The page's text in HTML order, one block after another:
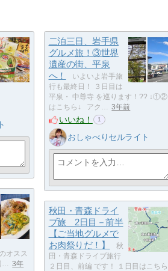
二泊三日、岩手県
グルメ旅！③世界
遺産の街、平泉
へ！
いよいよ岩手旅
行も最終日！ ３日目は
平泉・ 中尊寺 を巡ります！?? ↓①②
はこちら↓ アク… 3年前
いいね！ 1
おしゃべりセルライト
オスス
… 3年
秋田・青森ドライ
ブ旅 2日目－前半
【ご当地グルメで
お肉祭りだ！】
秋
田・青森ドライブ旅行
２日目、前編 です！ １日目はこちら